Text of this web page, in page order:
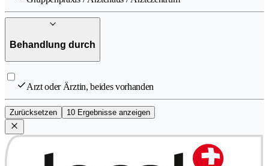
Behandlung durch
Arzt oder Ärztin, beides vorhanden
Zurücksetzen 10 Ergebnisse anzeigen